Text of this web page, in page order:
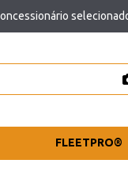
FLEETPRO®